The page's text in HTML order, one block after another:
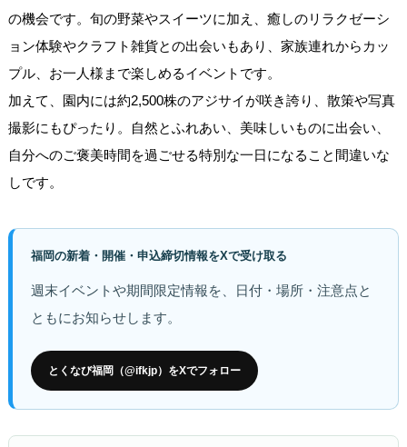
の機会です。旬の野菜やスイーツに加え、癒しのリラクゼーシ
ョン体験やクラフト雑貨との出会いもあり、家族連れからカッ
プル、お一人様まで楽しめるイベントです。
加えて、園内には約2,500株のアジサイが咲き誇り、散策や写真
撮影にもぴったり。自然とふれあい、美味しいものに出会い、
自分へのご褒美時間を過ごせる特別な一日になること間違いな
しです。
福岡の新着・開催・申込締切情報をXで受け取る
週末イベントや期間限定情報を、日付・場所・注意点と
ともにお知らせします。
とくなび福岡（@ifkjp）をXでフォロー